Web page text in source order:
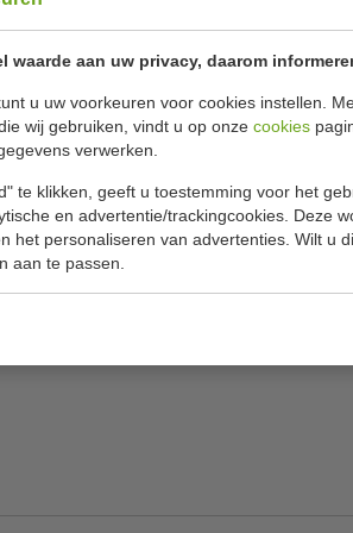
waarde aan uw privacy, daarom
u uw voorkeuren voor cookies instellen.
wij gebruiken, vindt u op onze cookies
verwerken.
te klikken, geeft u toestemming voor het
en advertentie/trackingcookies. Deze
het personaliseren van advertenties. Wilt u
aan te passen.
70 cm diep
basis voor iedere professionele
en geschikt voor verschillende
en poten geleverd.